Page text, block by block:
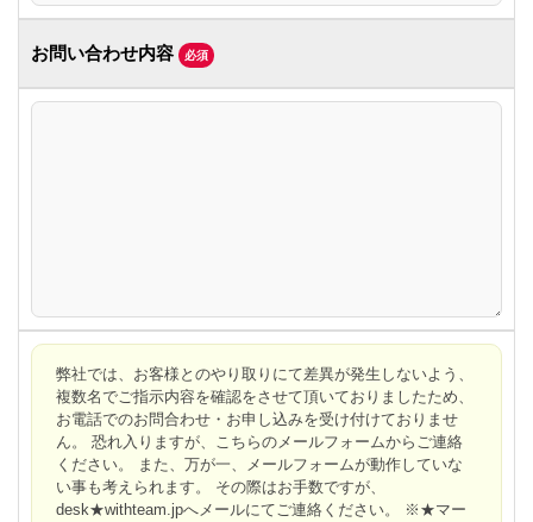
お問い合わせ内容 必須
弊社では、お客様とのやり取りにて差異が発生しないよう、
複数名でご指示内容を確認をさせて頂いておりましたため、
お電話でのお問合わせ・お申し込みを受け付けておりませ
ん。 恐れ入りますが、こちらのメールフォームからご連絡
ください。 また、万が一、メールフォームが動作していな
い事も考えられます。 その際はお手数ですが、
desk★withteam.jpへメールにてご連絡ください。 ※★マー